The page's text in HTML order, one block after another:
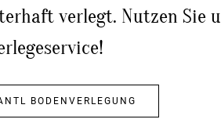
verlegt. Nutzen Sie
BODENVERLEGUNG